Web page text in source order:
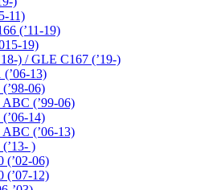
11)
(’11-19)
19)
) / GLE C167 (’19-)
(’06-13)
06)
ABC (’99-06)
14)
ABC (’06-13)
)
(’02-06)
(’07-12)